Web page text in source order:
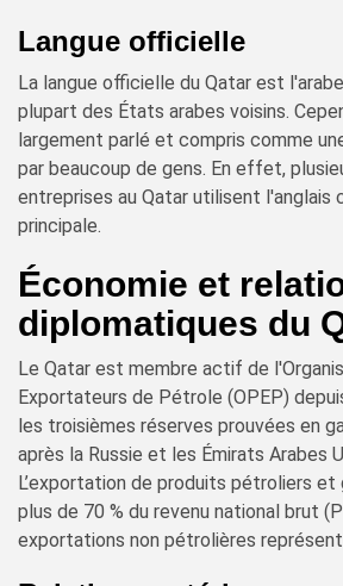
Langue officielle
La langue officielle du Qatar est
plupart des États arabes voisins.
largement parlé et compris comme
par beaucoup de gens. En effet,
entreprises au Qatar utilisent l'anglais
principale.
Économie et
diplomatiques du
Le Qatar est membre actif de
Exportateurs de Pétrole (OPEP)
les troisièmes réserves prouvées en
après la Russie et les Émirats Arabes
L’exportation de produits pétroliers
plus de 70 % du revenu national brut
exportations non pétrolières